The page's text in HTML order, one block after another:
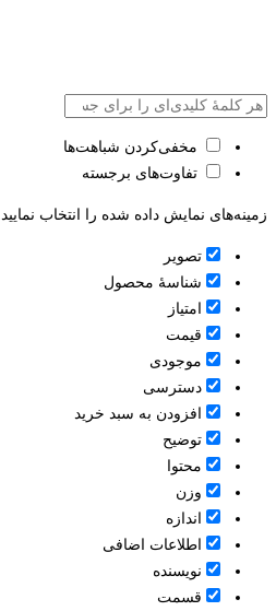
مخفی‌کردن شباهت‌ها
تفاوت‌های برجسته
زمینه‌های نمایش داده شده را انتخاب
تصویر
شناسۀ محصول
امتیاز
قيمت
موجودی
دسترسی
افزودن به سبد خرید
توضیح
محتوا
وزن
اندازه
اطلاعات اضافی
نویسنده
قسمت